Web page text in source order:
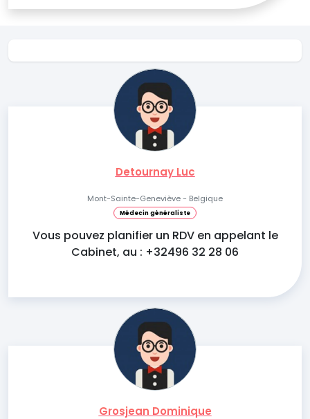
Detournay Luc
Mont-Sainte-Geneviève - Belgique
Médecin généraliste
Vous pouvez planifier un RDV en appelant le
Cabinet, au : +32496 32 28 06
Grosjean Dominique